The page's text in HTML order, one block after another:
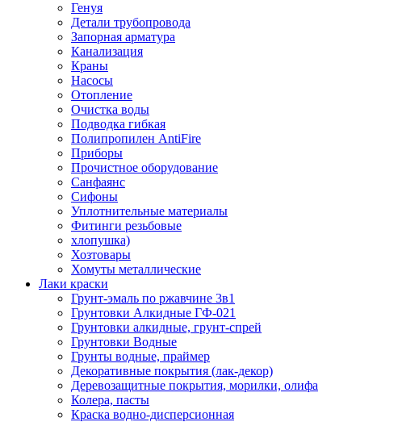
Генуя
Детали трубопровода
Запорная арматура
Канализация
Краны
Насосы
Отопление
Очистка воды
Подводка гибкая
Полипропилен AntiFire
Приборы
Прочистное оборудование
Санфаянс
Сифоны
Уплотнительные материалы
Фитинги резьбовые
хлопушка)
Хозтовары
Хомуты металлические
Лаки краски
Грунт-эмаль по ржавчине 3в1
Грунтовки Алкидные ГФ-021
Грунтовки алкидные, грунт-спрей
Грунтовки Водные
Грунты водные, праймер
Декоративные покрытия (лак-декор)
Деревозащитные покрытия, морилки, олифа
Колера, пасты
Краска водно-дисперсионная